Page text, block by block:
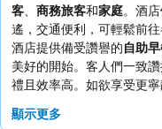
客
商務旅客和家庭。酒店
遙，交通便利，可輕鬆前
酒店提供備受讚譽的自助
美好的開始。客人們一致
禮且效率高。如欲享受更
顯示更多